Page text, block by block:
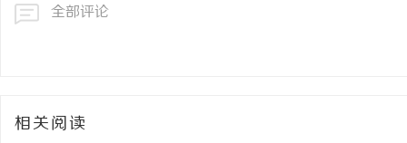
全部评论
相关阅读